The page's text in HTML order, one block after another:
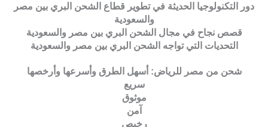
دور التكنولوجيا الحديثة في تطوير قطاع الشحن البري بين مصر
والسعودية
قصص نجاح في مجال الشحن البري بين مصر والسعودية
التحديات التي تواجه الشحن البري بين مصر والسعودية
شحن من مصر للرياض: أسهل الطرق وأسرعها وأرخصها
سريع
موثوق
آمن
رخيص